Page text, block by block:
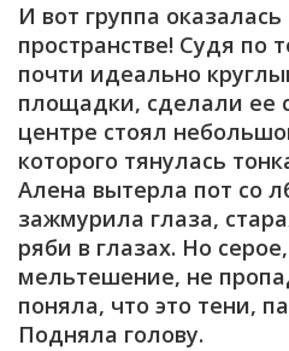
И вот группа
пространстве! Судя по
почти идеально
площадки, сделали ее
центре стоял
которого тянулась
Алена вытерла пот со
зажмурила глаза,
ряби в глазах. Но
мельтешение, не
поняла, что это тени,
Подняла голову.